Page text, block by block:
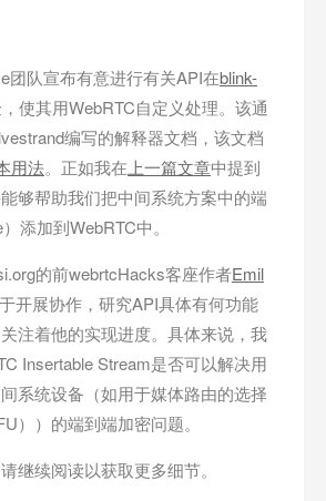
团队宣布有意进行有关API在blink-
使其用WebRTC自定义处理。该通
编写的解释器文档，该文档
用法。正如我在 上一篇文章中提到
够帮助我们把中间系统方案中的端
添加到WebRTC中。
的前webrtcHacks客座作者Emil
开展协作，研究API具体有何功能
注着他的实现进度。具体来说，我
Insertable Stream是否可以解决用
系统设备（如用于媒体路由的选择
））的端到端加密问题。
继续阅读以获取更多细节。